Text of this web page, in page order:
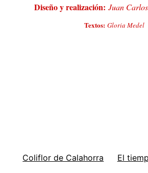
Diseño y realización: Juan
Textos: Gloria Medel
Coliflor de Calahorra El